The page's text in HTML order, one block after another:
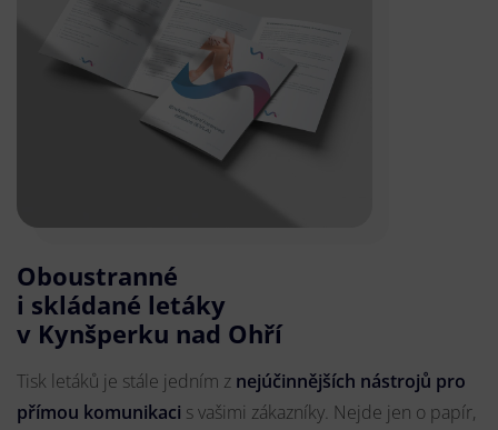
Oboustranné
i skládané letáky
v Kynšperku nad Ohří
Tisk letáků je stále jedním z nejúčinnějších nástrojů pro
přímou komunikaci s vašimi zákazníky. Nejde jen o papír,